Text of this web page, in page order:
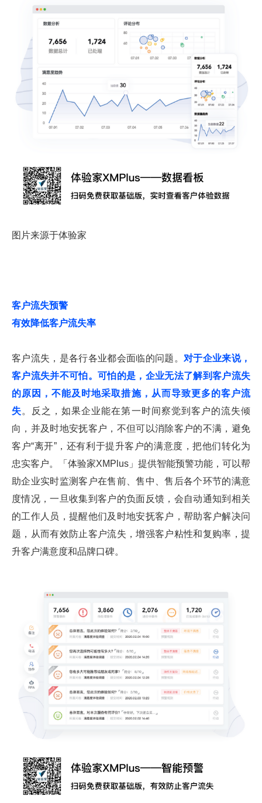
图片来源于体验家
客户流失预警
有效降低客户流失率
客户流失，是各行各业都会面临的问题。 对于企业来说，
客户流失并不可怕。可怕的是，企业无法了解到客户流失
的原因，不能及时地采取措施，从而导致更多的客户流
失。反之，如果企业能在第一时间察觉到客户的流失倾
向，并及时地安抚客户，不但可以消除客户的不满，避免
客户“离开”，还有利于提升客户的满意度，把他们转化为
忠实客户。「体验家XMPlus」提供智能预警功能，可以帮
助企业实时监测客户在售前、售中、售后各个环节的满意
度情况，一旦收集到客户的负面反馈，会自动通知到相关
的工作人员，提醒他们及时地安抚客户，帮助客户解决问
题，从而有效防止客户流失，增强客户粘性和复购率，提
升客户满意度和品牌口碑。